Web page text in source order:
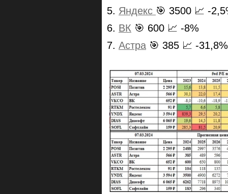
5. Яндекс 🎯 3500 📈 -
6. ВК 🎯 600 📈 -8%
7. Астра 🎯 385 📈 -31,8%